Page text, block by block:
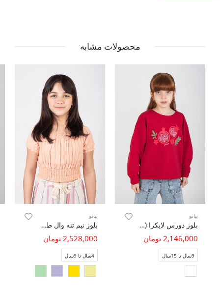
محصولات مشابه
پیانو
بلوز دورس لایکرا (یلدا)
2,146,000 تومان
9سال تا 15سال
پیانو
بلوز نیم تنه وال طرح راه راه برجسته آستین کوتاه
2,528,000 تومان
4سال تا 9سال